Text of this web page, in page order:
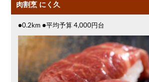
肉割烹 にく久
●0.2km ●平均予算 4,000円台